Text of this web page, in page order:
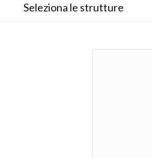
Seleziona le strutture